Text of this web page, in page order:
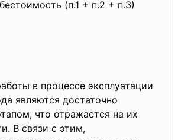
(п.1 + п.2 + п.3)
в процессе эксплуатации
являются достаточно
что отражается на их
В связи с этим,